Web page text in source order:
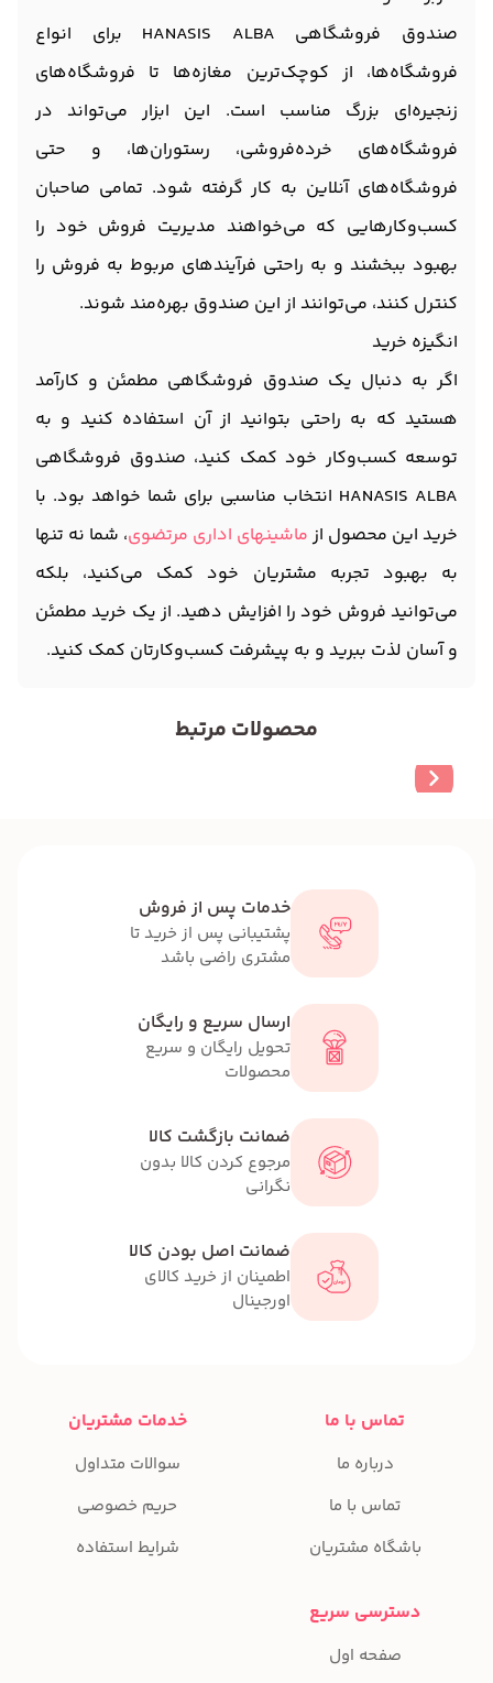
صندوق فروشگاهی HANASIS ALBA برای انواع
فروشگاه‌ها، از کوچک‌ترین مغازه‌ها تا فروشگاه‌های
زنجیره‌ای بزرگ مناسب است. این ابزار می‌تواند در
فروشگاه‌های خرده‌فروشی، رستوران‌ها، و حتی
فروشگاه‌های آنلاین به کار گرفته شود. تمامی صاحبان
کسب‌وکارهایی که می‌خواهند مدیریت فروش خود را
بهبود ببخشند و به راحتی فرآیندهای مربوط به فروش را
کنترل کنند، می‌توانند از این صندوق بهره‌مند شوند.
انگیزه خرید
اگر به دنبال یک صندوق فروشگاهی مطمئن و کارآمد
هستید که به راحتی بتوانید از آن استفاده کنید و به
توسعه کسب‌وکار خود کمک کنید، صندوق فروشگاهی
HANASIS ALBA انتخاب مناسبی برای شما خواهد بود. با
خرید این محصول از ماشینهای اداری مرتضوی، شما نه تنها
به بهبود تجربه مشتریان خود کمک می‌کنید، بلکه
می‌توانید فروش خود را افزایش دهید. از یک خرید مطمئن
و آسان لذت ببرید و به پیشرفت کسب‌وکارتان کمک کنید.
محصولات مرتبط
خدمات پس از فروش
پشتیبانی پس از خرید تا
مشتری راضی باشد
ارسال سریع و رایگان
تحویل رایگان و سریع
محصولات
ضمانت بازگشت کالا
مرجوع کردن کالا بدون
نگرانی
ضمانت اصل بودن کالا
اطمینان از خرید کالای
اورجینال
تماس با ما
درباره ما
تماس با ما
باشگاه مشتریان
خدمات مشتریان
سوالات متداول
حریم خصوصی
شرایط استفاده
دسترسی سریع
صفحه اول